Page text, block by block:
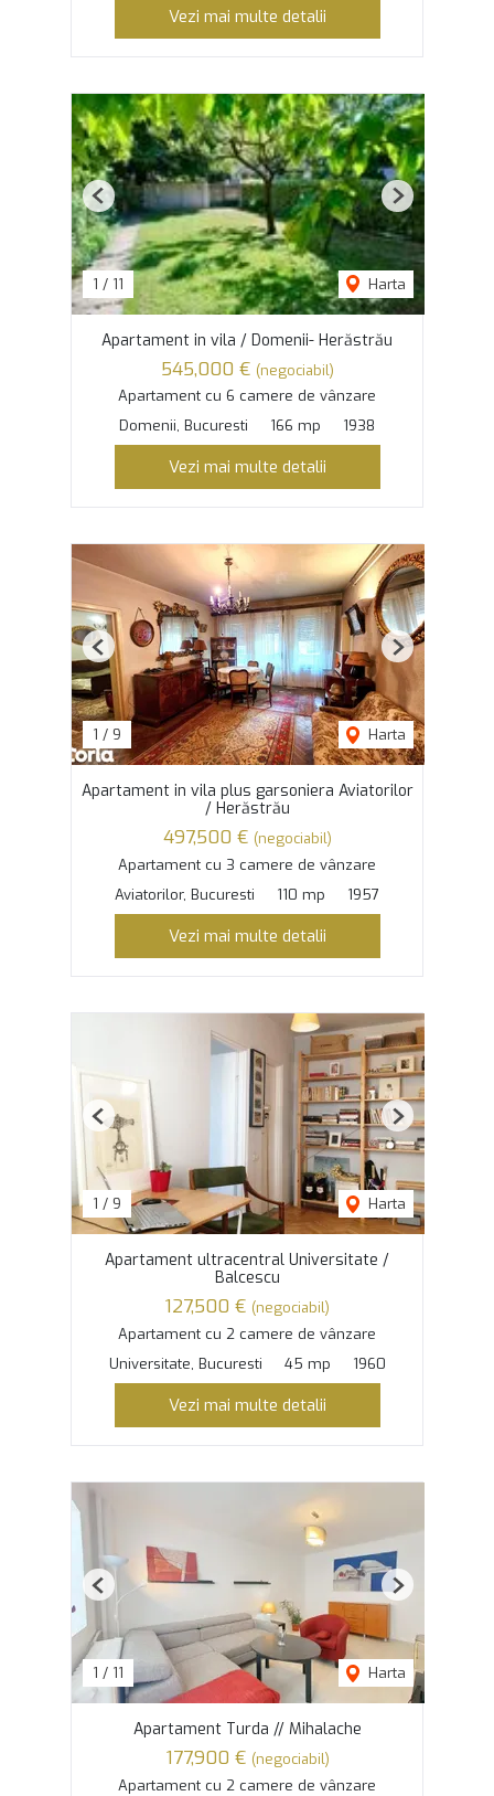
Vezi mai multe detalii
1 / 11 Harta
Previous Next
Apartament in vila / Domenii- Herăstrău
545,000 € (negociabil)
Apartament cu 6 camere de vânzare
Domenii, Bucuresti
166 mp 1938
Vezi mai multe detalii
1 / 9 Harta
Previous Next
Apartament in vila plus garsoniera Aviatorilor
/ Herăstrău
497,500 € (negociabil)
Apartament cu 3 camere de vânzare
Aviatorilor, Bucuresti
110 mp 1957
Vezi mai multe detalii
1 / 9 Harta
Previous Next
Apartament ultracentral Universitate /
Balcescu
127,500 € (negociabil)
Apartament cu 2 camere de vânzare
Universitate, Bucuresti
45 mp 1960
Vezi mai multe detalii
1 / 11 Harta
Previous Next
Apartament Turda // Mihalache
177,900 € (negociabil)
Apartament cu 2 camere de vânzare